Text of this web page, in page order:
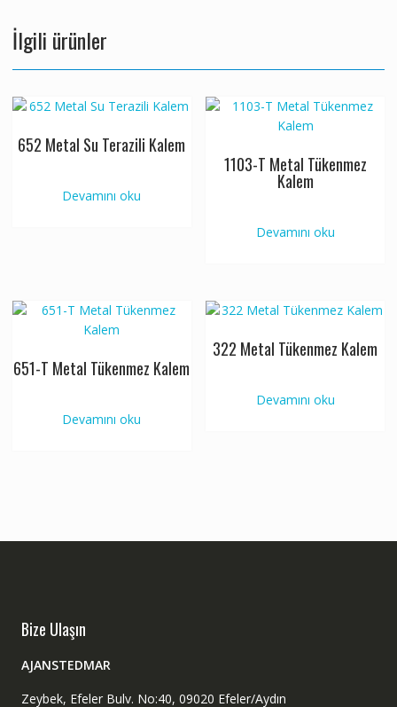
İlgili ürünler
652 Metal Su Terazili Kalem
Devamını oku
1103-T Metal Tükenmez
Kalem
Devamını oku
651-T Metal Tükenmez Kalem
Devamını oku
322 Metal Tükenmez Kalem
Devamını oku
Bize Ulaşın
AJANSTEDMAR
Zeybek, Efeler Bulv. No:40, 09020 Efeler/Aydın